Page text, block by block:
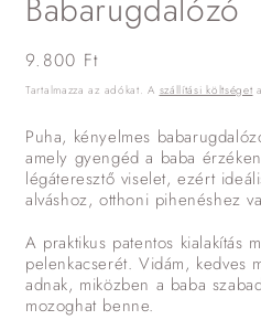
párbeszédpanelen
Babarugdalózó
Normál
ár
9.800 Ft
Tartalmazza az adókat. A szállítási költséget
Puha, kényelmes
amely gyengéd a baba
légáteresztő viselet, ezért
alváshoz, otthoni pihenéshez
A praktikus patentos kialakítás
pelenkacserét. Vidám, kedves
adnak, miközben a baba
mozoghat benne.